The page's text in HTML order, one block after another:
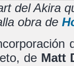
del Akira
obra de
de Matt